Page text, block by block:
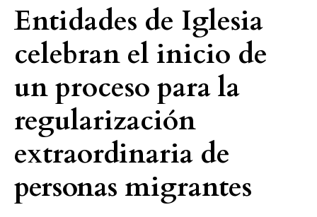
Entidades de Iglesia
celebran el inicio de
un proceso para la
regularización
extraordinaria de
personas migrantes
extraordinaria
de
personas
migrantes